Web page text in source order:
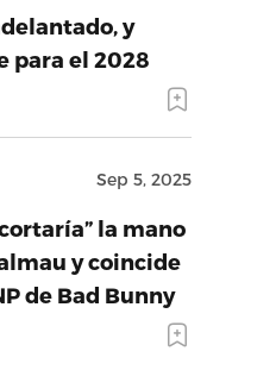
y
para el 2028
Sep 5, 2025
la mano
y coincide
de Bad Bunny